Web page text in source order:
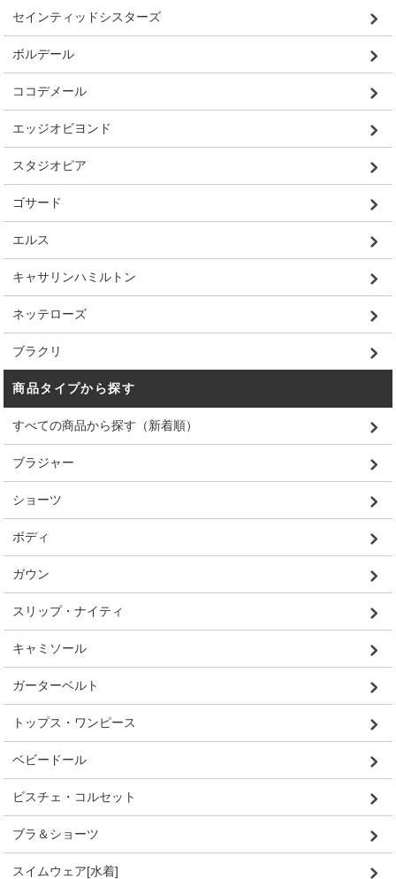
セインティッドシスターズ
ボルデール
ココデメール
エッジオビヨンド
スタジオピア
ゴサード
エルス
キャサリンハミルトン
ネッテローズ
ブラクリ
商品タイプから探す
すべての商品から探す（新着順）
ブラジャー
ショーツ
ボディ
ガウン
スリップ・ナイティ
キャミソール
ガーターベルト
トップス・ワンピース
ベビードール
ビスチェ・コルセット
ブラ＆ショーツ
スイムウェア[水着]